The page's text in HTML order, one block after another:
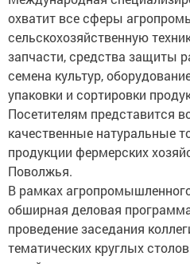
охватит все сферы
сельскохозяйственную
запчасти, средства защиты
семена культур,
упаковки и сортировки
Посетителям представится
качественные натуральные
продукции фермерских
Поволжья.
В рамках
обширная деловая
проведение заседания
тематических круглых